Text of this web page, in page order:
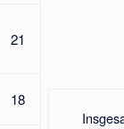
21
18